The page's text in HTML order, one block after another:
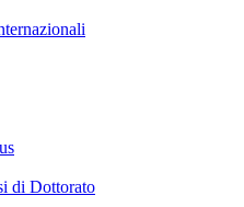
di Dottorato